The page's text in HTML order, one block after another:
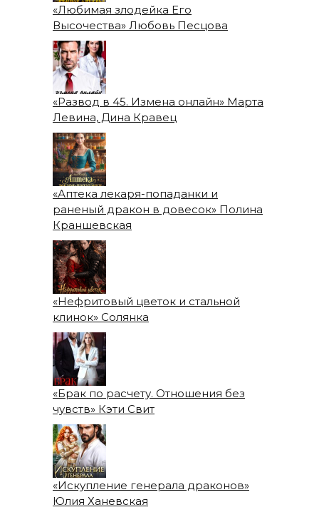
«Любимая злодейка Его
Высочества» Любовь Песцова
«Развод в 45. Измена онлайн» Марта
Левина, Дина Кравец
«Аптека лекаря-попаданки и
раненый дракон в довесок» Полина
Краншевская
«Нефритовый цветок и стальной
клинок» Солянка
«Брак по расчету. Отношения без
чувств» Кэти Свит
«Искупление генерала драконов»
Юлия Ханевская